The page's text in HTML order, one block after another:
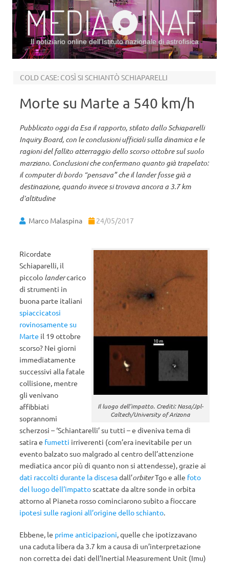
Il notiziario online dell’Istituto nazionale di astrofisica
COLD CASE: COSÌ SI SCHIANTÒ SCHIAPARELLI
Morte su Marte a 540 km/h
Pubblicato oggi da Esa il rapporto, stilato dallo Schiaparelli
Inquiry Board, con le conclusioni ufficiali sulla dinamica e le
ragioni del fallito atterraggio dello scorso ottobre sul suolo
marziano. Conclusioni che confermano quanto già trapelato:
il computer di bordo “pensava” che il lander fosse già a
destinazione, quando invece si trovava ancora a 3.7 km
d’altitudine
Marco Malaspina 24/05/2017
Il luogo dell’impatto. Crediti: Nasa/Jpl-
Caltech/University of Arizona
Ricordate
Schiaparelli, il
piccolo landercarico
di strumenti in
buona parte italiani
spiaccicatosi
rovinosamente su
Marte il 19 ottobre
scorso? Nei giorni
immediatamente
successivi alla fatale
collisione, mentre
gli venivano
affibbiati
soprannomi
scherzosi – ‘Schiantarelli’ su tutti – e diveniva tema di
satira e fumetti irriverenti (com’era inevitabile per un
evento balzato suo malgrado al centro dell’attenzione
mediatica ancor più di quanto non si attendesse), grazie ai
dati raccolti durante la discesadall’orbiterTgo e alle foto
del luogo dell’impattoscattate da altre sonde in orbita
attorno al Pianeta rosso cominciarono subito a fioccare
ipotesi sulle ragioni all’origine dello schianto.
Ebbene, le prime anticipazioni, quelle che ipotizzavano
una caduta libera da 3.7 km a causa di un’interpretazione
non corretta dei dati dell’Inertial Measurement Unit (Imu)